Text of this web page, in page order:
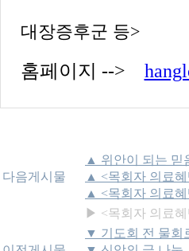
대장증후군 등>
홈페이지 -->
다음게시물
▲ 위안이 되는 믿
▲ <목회자 의료
▲ <목회자 의료
▶ <목회자 의료
▼ 기도회 전 물회